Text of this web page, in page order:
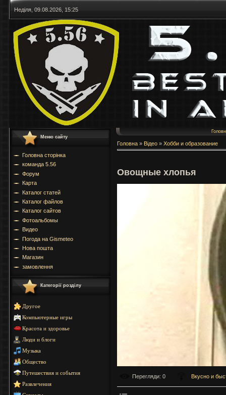
Неділя, 09.08.2026, 15:25
Меню сайту
Головна сторінка
команда 5.56
Форум
Карта
Каталог статей
Каталог файлов
Каталог сайтов
Фотоальбомы
Видео
Погода на Gismeteo
Нова пошта
Магазин
замовлення
Категорії розділу
Другое
Компьютерные игры
Красота и здоровье
Люди и блоги
Музыка
Общество
Путешествия и события
Развлечения
Головна » Відео » Хобби и образование
Овощные хлопья
Перегляди: 0 Вкусно и